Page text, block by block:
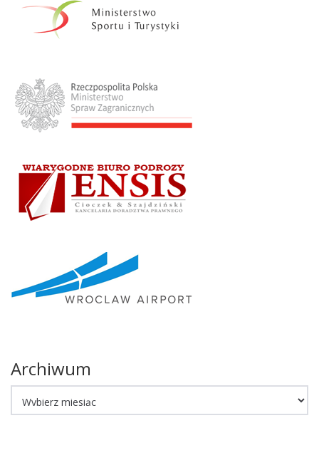
Archiwum